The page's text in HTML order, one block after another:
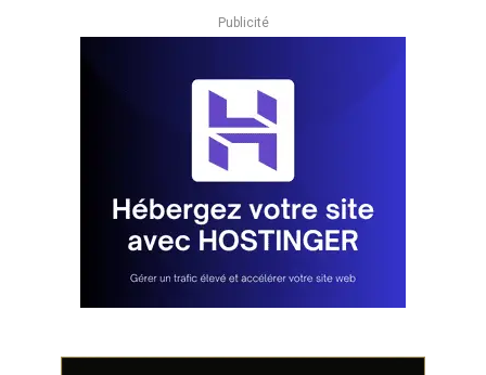
Publicité